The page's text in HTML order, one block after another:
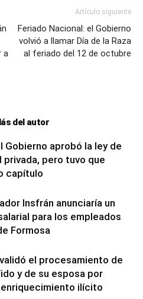
a
Artículo siguiente
Feriado Nacional: el Gobierno
volvió a llamar Día de la Raza
al feriado del 12 de octubre
del autor
Gobierno aprobó la ley de
privada, pero tuvo que
capítulo
Insfrán anunciaría un
para los empleados
Formosa
el procesamiento de
y de su esposa por
ilícito